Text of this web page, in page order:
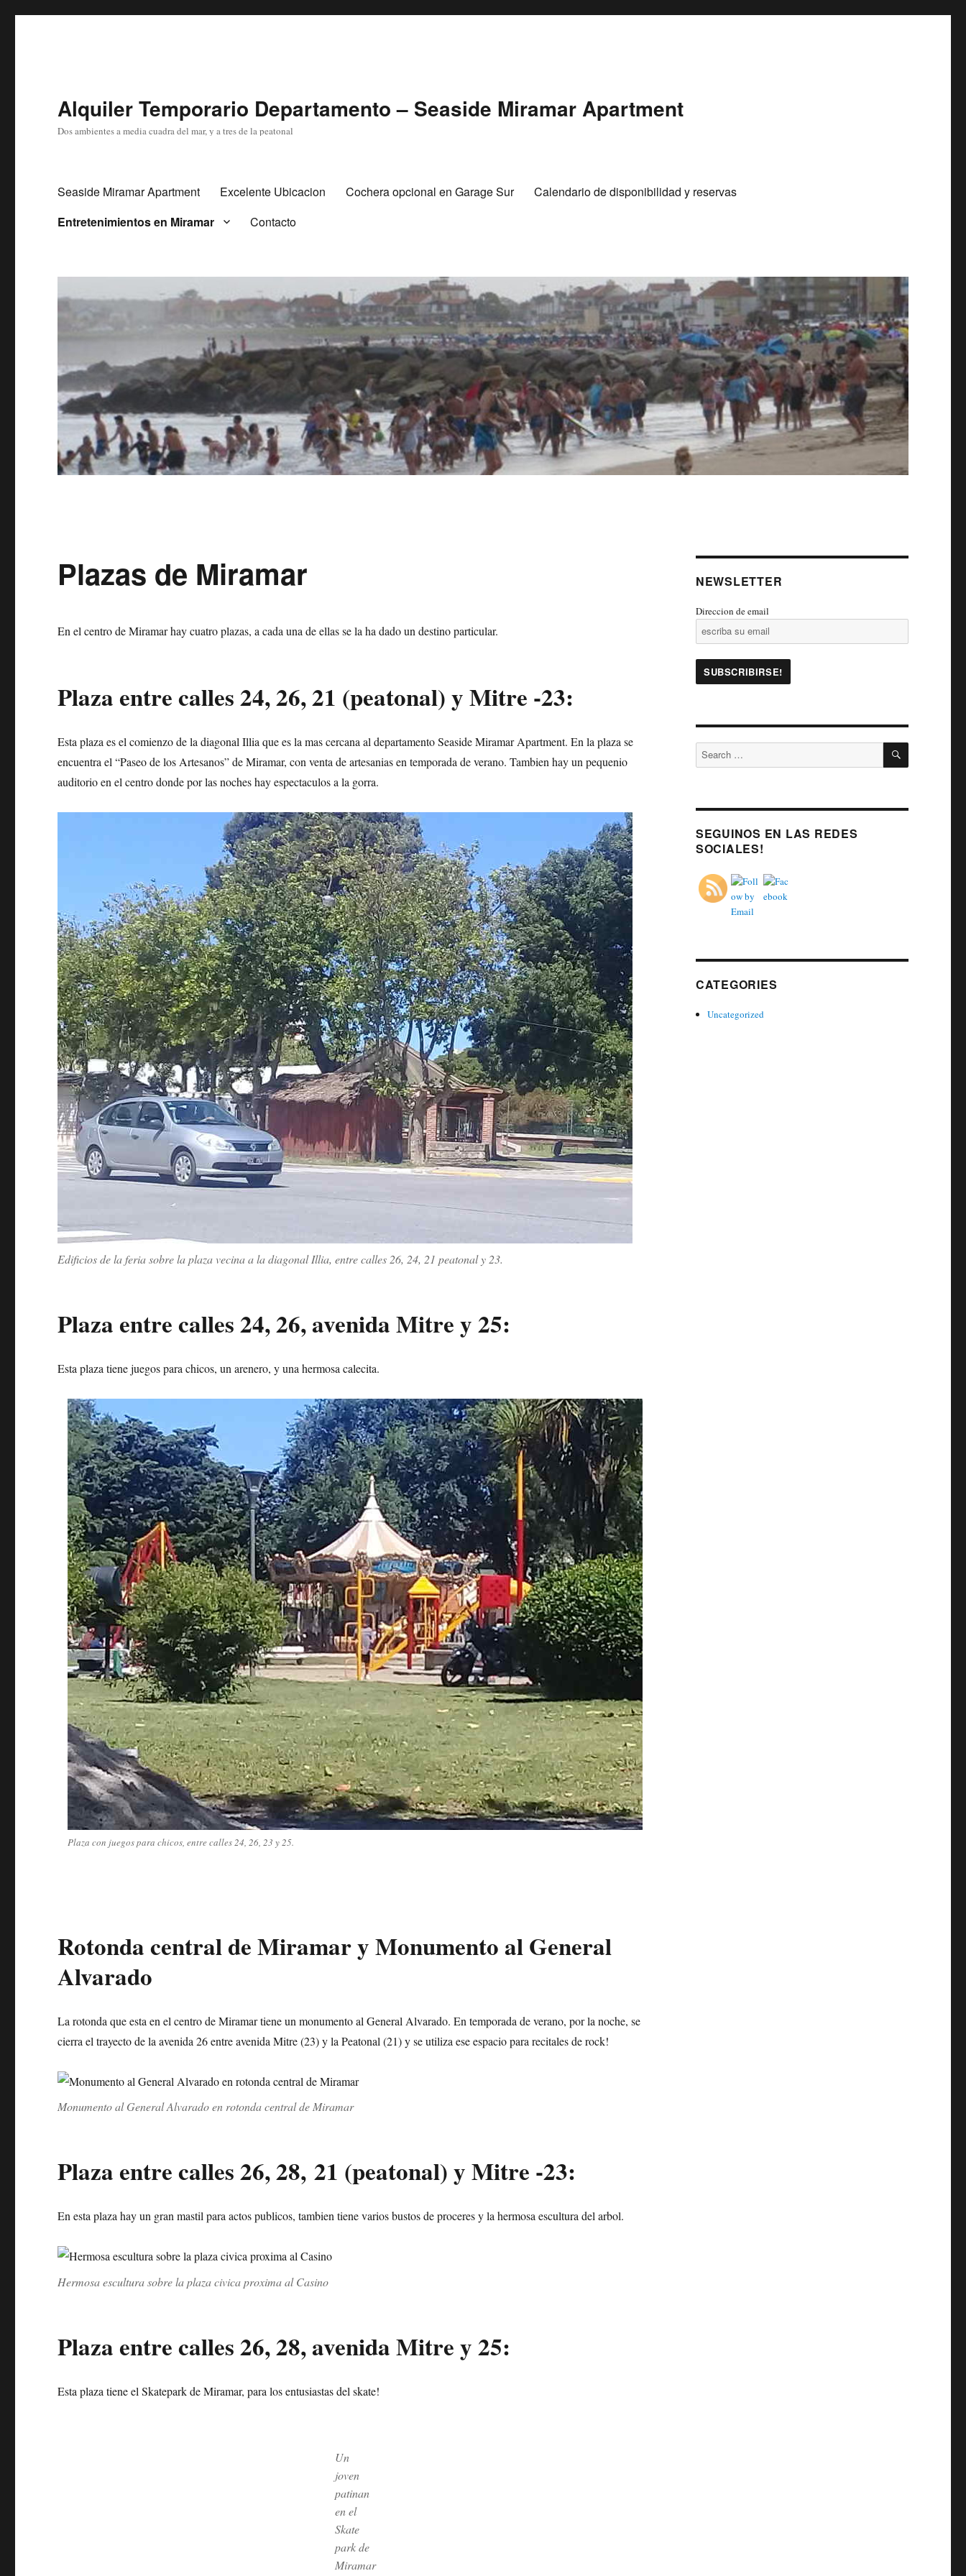
Alquiler Temporario Departamento – Seaside Miramar Apartment
Dos ambientes a media cuadra del mar, y a tres de la peatonal
Seaside Miramar Apartment Excelente Ubicacion Cochera opcional en Garage Sur
Calendario de disponibilidad y reservas
Entretenimientos en Miramar
Contacto
Plazas de Miramar
En el centro de Miramar hay cuatro plazas, a cada una de ellas se la ha dado un destino particular.
Plaza entre calles 24, 26, 21 (peatonal) y Mitre -23:
Esta plaza es el comienzo de la diagonal Illia que es la mas cercana al departamento Seaside Miramar Apartment. En la plaza se
encuentra el “Paseo de los Artesanos” de Miramar, con venta de artesanias en temporada de verano. Tambien hay un pequenio
auditorio en el centro donde por las noches hay espectaculos a la gorra.
Edificios de la feria sobre la plaza vecina a la diagonal Illia, entre calles 26, 24, 21 peatonal y 23.
Plaza entre calles 24, 26, avenida Mitre y 25:
Esta plaza tiene juegos para chicos, un arenero, y una hermosa calecita.
Plaza con juegos para chicos, entre calles 24, 26, 23 y 25.
Rotonda central de Miramar y Monumento al General
Alvarado
La rotonda que esta en el centro de Miramar tiene un monumento al General Alvarado. En temporada de verano, por la noche, se
cierra el trayecto de la avenida 26 entre avenida Mitre (23) y la Peatonal (21) y se utiliza ese espacio para recitales de rock!
Monumento al General Alvarado en rotonda central de Miramar
Plaza entre calles 26, 28, 21 (peatonal) y Mitre -23:
En esta plaza hay un gran mastil para actos publicos, tambien tiene varios bustos de proceres y la hermosa escultura del arbol.
Hermosa escultura sobre la plaza civica proxima al Casino
Plaza entre calles 26, 28, avenida Mitre y 25:
Esta plaza tiene el Skatepark de Miramar, para los entusiastas del skate!
Un
joven
patinan
en el
Skate
park de
Miramar
NEWSLETTER
Direccion de email
Search
for:
SEARCH
SEGUINOS EN LAS REDES
SOCIALES!
CATEGORIES
Uncategorized